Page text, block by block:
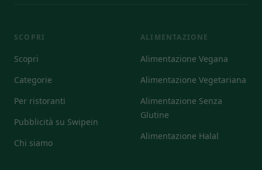
SCOPRI
Scopri
Categorie
Per ristoranti
Pubblicità su Swipein
Chi siamo
ALIMENTAZIONE
Alimentazione Vegana
Alimentazione Vegetariana
Alimentazione Senza
Glutine
Alimentazione Halal